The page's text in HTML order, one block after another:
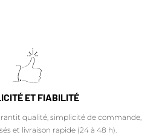
ET FIABILITÉ
qualité, simplicité de commande,
et livraison rapide (24 à 48 h).